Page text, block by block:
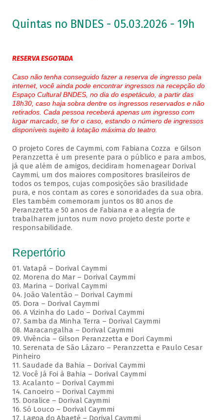
Quintas no BNDES - 05.03.2026 - 19h
RESERVA ESGOTADA
Caso não tenha conseguido fazer a reserva de ingresso pela
internet, você ainda pode encontrar ingressos na recepção do
Espaço Cultural BNDES, no dia do espetáculo, a partir das
18h30, caso haja sobra dentre os ingressos reservados e não
retirados. Cada pessoa receberá apenas um ingresso com
lugar marcado, se for o caso, estando o número de ingressos
disponíveis sujeito à lotação máxima do teatro.
O projeto Cores de Caymmi, com Fabiana Cozza e Gilson
Peranzzetta é um presente para o público e para ambos,
já que além de amigos, decidiram homenagear Dorival
Caymmi, um dos maiores compositores brasileiros de
todos os tempos, cujas composições são brasilidade
pura, e nos contam as cores e sonoridades da sua obra.
Eles também comemoram juntos os 80 anos de
Peranzzetta e 50 anos de Fabiana e a alegria de
trabalharem juntos num novo projeto deste porte e
responsabilidade.
Repertório
01. Vatapá – Dorival Caymmi
02. Morena do Mar – Dorival Caymmi
03. Marina – Dorival Caymmi
04. João Valentão – Dorival Caymmi
05. Dora – Dorival Caymmi
06. A Vizinha do Lado – Dorival Caymmi
07. Samba da Minha Terra – Dorival Caymmi
08. Maracangalha – Dorival Caymmi
09. Vivência – Gilson Peranzzetta e Dori Caymmi
10. Serenata de São Lázaro – Peranzzetta e Paulo Cesar
Pinheiro
11. Saudade da Bahia – Dorival Caymmi
12. Você Já Foi à Bahia – Dorival Caymmi
13. Acalanto – Dorival Caymmi
14. Canoeiro – Dorival Caymmi
15. Doralice – Dorival Caymmi
16. Só Louco – Dorival Caymmi